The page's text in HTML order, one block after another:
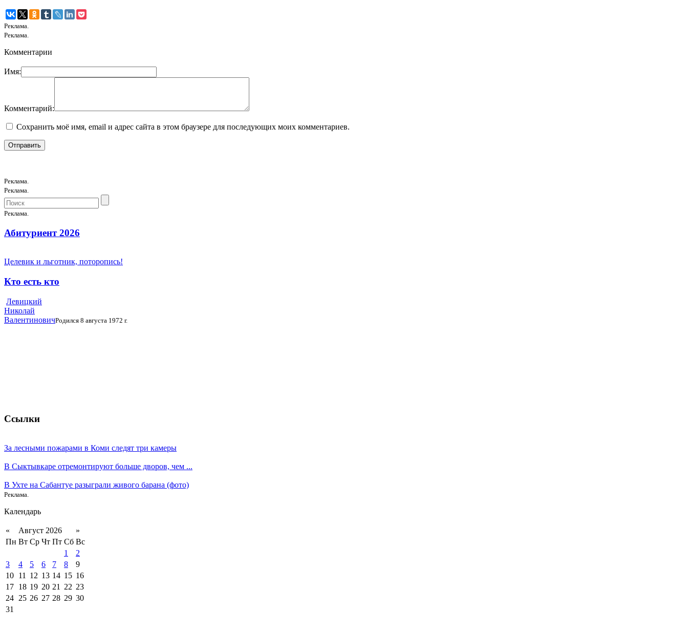
Реклама.
Реклама.
Комментарии
Имя:
Комментарий:
Сохранить моё имя, email и адрес сайта в этом браузере для последующих моих комментариев.
Реклама.
Реклама.
Реклама.
Абитуриент 2026
Целевик и льготник, поторопись!
Кто есть кто
Левицкий
Николай
ВалентиновичРодился 8 августа 1972 г.
Ссылки
За лесными пожарами в Коми следят три камеры
В Сыктывкаре отремонтируют больше дворов, чем ...
В Ухте на Сабантуе разыграли живого барана (фото)
Реклама.
Календарь
« Август 2026
»
Пн Вт Ср Чт Пт Сб Вс
1
2
3
4 5 6 7 8
9
10 11 12 13 14 15 16
17 18 19 20 21 22 23
24 25 26 27 28 29 30
31